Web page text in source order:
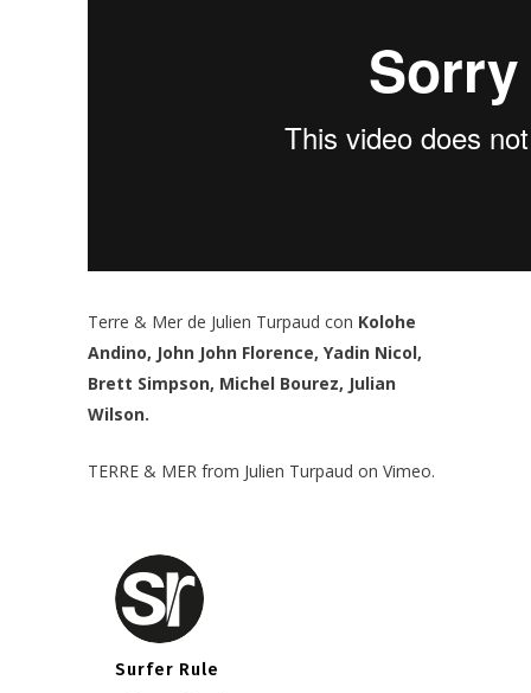
Terre & Mer de Julien Turpaud con Kolohe
Andino, John John Florence, Yadin Nicol,
Brett Simpson, Michel Bourez, Julian
Wilson.
TERRE & MER from Julien Turpaud on Vimeo.
Surfer Rule